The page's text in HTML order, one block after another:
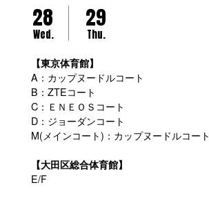
28
Wed.
29
Thu.
【東京体育館】
A：カップヌードルコート
B：ZTEコート
C：ＥＮＥＯＳコート
D：ジョーダンコート
M(メインコート)：カップヌードルコート
【大田区総合体育館】
E/F